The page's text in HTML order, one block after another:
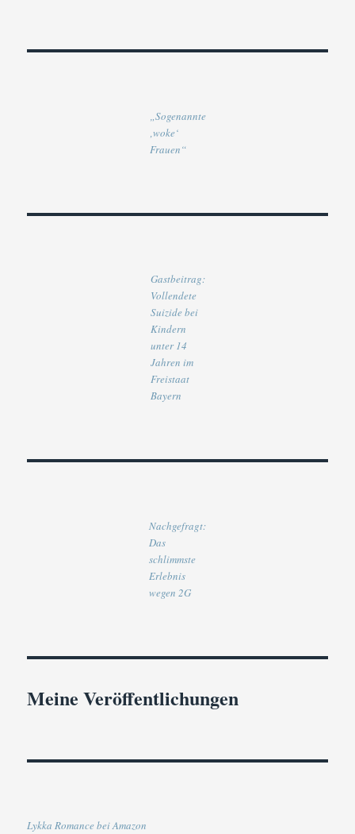
„Sogenannte
‚woke‘
Frauen“
Gastbeitrag:
Vollendete
Suizide bei
Kindern
unter 14
Jahren im
Freistaat
Bayern
Nachgefragt:
Das
schlimmste
Erlebnis
wegen 2G
Meine Veröffentlichungen
Lykka Romance bei Amazon